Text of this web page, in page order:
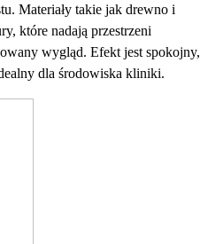
Materiały takie jak drewno i
które nadają przestrzeni
wygląd. Efekt jest spokojny,
dla środowiska kliniki.